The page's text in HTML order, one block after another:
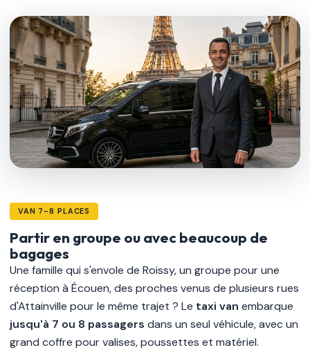
VAN 7-8 PLACES
Partir en groupe ou avec beaucoup de
bagages
Une famille qui s'envole de Roissy, un groupe pour une
réception à Écouen, des proches venus de plusieurs rues
d'Attainville pour le même trajet ? Le taxi van embarque
jusqu'à 7 ou 8 passagers dans un seul véhicule, avec un
grand coffre pour valises, poussettes et matériel.